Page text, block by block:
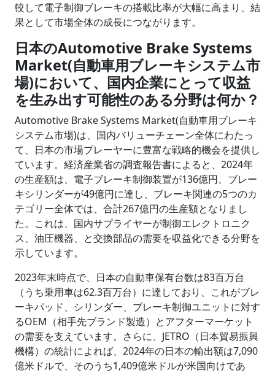
較して電子制御ブレーキの搭載比率が大幅に高まり、結
果として市場全体の成長につながります。
日本のAutomotive Brake Systems
Market(自動車用ブレーキシステム市
場)において、国内企業にとって収益
を生み出す可能性のある分野は何か？
Automotive Brake Systems Market(自動車用ブレーキ
システム市場)は、国内バリューチェーン全体にわたっ
て、日本の市場プレーヤーに豊富な戦略的機会を提供し
ています。経済産業省の調査報告書によると、2024年
の生産額は、電子ブレーキ制御装置が136億円、ブレー
キシリンダーが49億円に達し、ブレーキ関連の5つのカ
テゴリー全体では、合計267億円の生産額となりまし
た。これは、国内サプライヤーが制御エレクトロニク
ス、油圧機器、と交換部品の需要を収益化できる分野を
示しています。
2023年末時点で、日本の自動車保有台数は83百万台
（うち乗用車は62.3百万台）に達しており、これがブレ
ーキパッド、シリンダー、ブレーキ制御ユニットに対す
るOEM（相手先ブランド製造）とアフターマーケット
の需要を支えています。さらに、JETRO（日本貿易振興
機構）の統計によれば、2024年の日本の輸出額は7,090
億米ドルで、そのうち1,409億米ドルが米国向けであ